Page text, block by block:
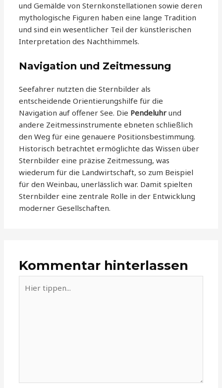
und Gemälde von Sternkonstellationen sowie deren
mythologische Figuren haben eine lange Tradition
und sind ein wesentlicher Teil der künstlerischen
Interpretation des Nachthimmels.
Navigation und Zeitmessung
Seefahrer nutzten die Sternbilder als
entscheidende Orientierungshilfe für die
Navigation auf offener See. Die Pendeluhr und
andere Zeitmessinstrumente ebneten schließlich
den Weg für eine genauere Positionsbestimmung.
Historisch betrachtet ermöglichte das Wissen über
Sternbilder eine präzise Zeitmessung, was
wiederum für die Landwirtschaft, so zum Beispiel
für den Weinbau, unerlässlich war. Damit spielten
Sternbilder eine zentrale Rolle in der Entwicklung
moderner Gesellschaften.
Kommentar hinterlassen
tippen...